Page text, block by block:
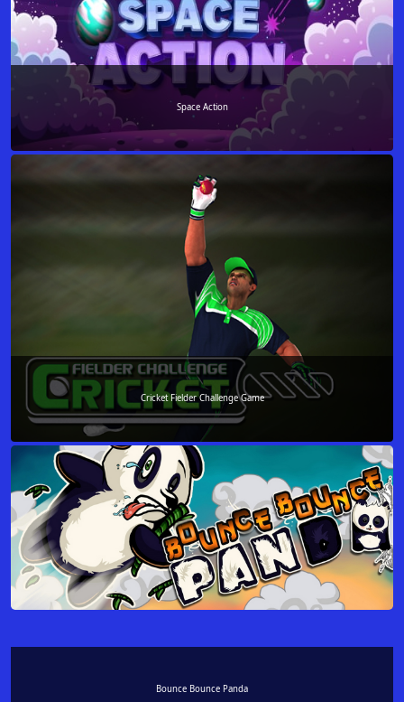
Space Action
Cricket Fielder Challenge Game
Bounce Bounce Panda